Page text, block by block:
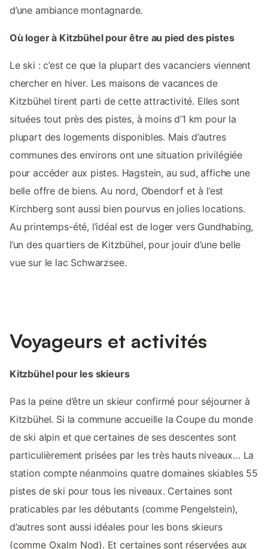
d’une ambiance montagnarde.
Où loger à Kitzbühel pour être au pied des pistes
Le ski : c’est ce que la plupart des vacanciers viennent
chercher en hiver. Les maisons de vacances de
Kitzbühel tirent parti de cette attractivité. Elles sont
situées tout près des pistes, à moins d’1 km pour la
plupart des logements disponibles. Mais d’autres
communes des environs ont une situation privilégiée
pour accéder aux pistes. Hagstein, au sud, affiche une
belle offre de biens. Au nord, Obendorf et à l’est
Kirchberg sont aussi bien pourvus en jolies locations.
Au printemps-été, l’idéal est de loger vers Gundhabing,
l’un des quartiers de Kitzbühel, pour jouir d’une belle
vue sur le lac Schwarzsee.
Voyageurs et activités
Kitzbühel pour les skieurs
Pas la peine d’être un skieur confirmé pour séjourner à
Kitzbühel. Si la commune accueille la Coupe du monde
de ski alpin et que certaines de ses descentes sont
particulièrement prisées par les très hauts niveaux… La
station compte néanmoins quatre domaines skiables 55
pistes de ski pour tous les niveaux. Certaines sont
praticables par les débutants (comme Pengelstein),
d’autres sont aussi idéales pour les bons skieurs
(comme Oxalm Nod). Et certaines sont réservées aux